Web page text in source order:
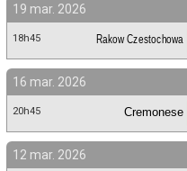
19 mar. 2026
18h45 Rakow Czestochowa
16 mar. 2026
20h45 Cremonese
12 mar. 2026